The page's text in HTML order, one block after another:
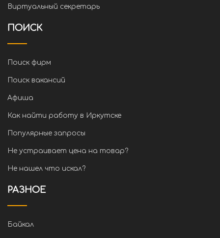
Виртуальный секретарь
ПОИСК
Поиск фирм
Поиск вакансий
Афиша
Как найти работу в Иркутске
Популярные запросы
Не устраивает цена на товар?
Не нашел что искал?
РАЗНОЕ
Байкал